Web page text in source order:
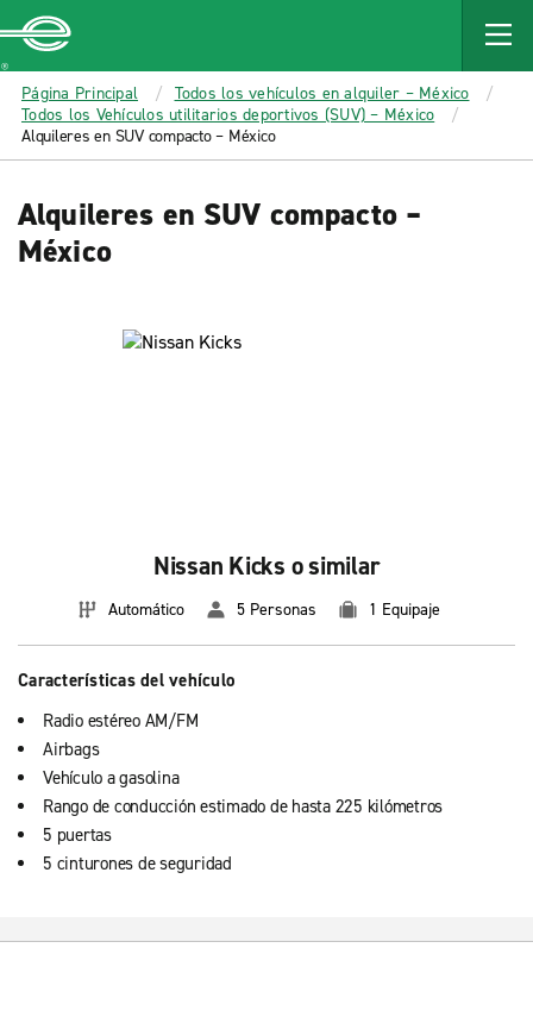
MAIN
CONTENT
Enterprise
Página Principal
Todos los vehículos en alquiler – México
Todos los Vehículos utilitarios deportivos (SUV) – México
Alquileres en SUV compacto – México
Alquileres en SUV compacto –
México
Nissan Kicks o similar
Automático 5 Personas 1 Equipaje
Características del vehículo
Radio estéreo AM/FM
Airbags
Vehículo a gasolina
Rango de conducción estimado de hasta 225 kilómetros
5 puertas
5 cinturones de seguridad